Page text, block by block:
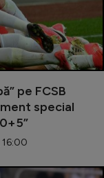
pe FCSB
special